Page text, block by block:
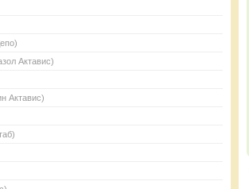
Актавис)
Актавис)